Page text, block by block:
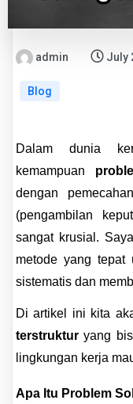
admin July
Blog
Dalam dunia
kemampuan
dengan
(pengambilan
sangat krusial.
metode yang tepat
sistematis dan
Di artikel ini kita
terstruktur yang
lingkungan kerja
Apa Itu Problem